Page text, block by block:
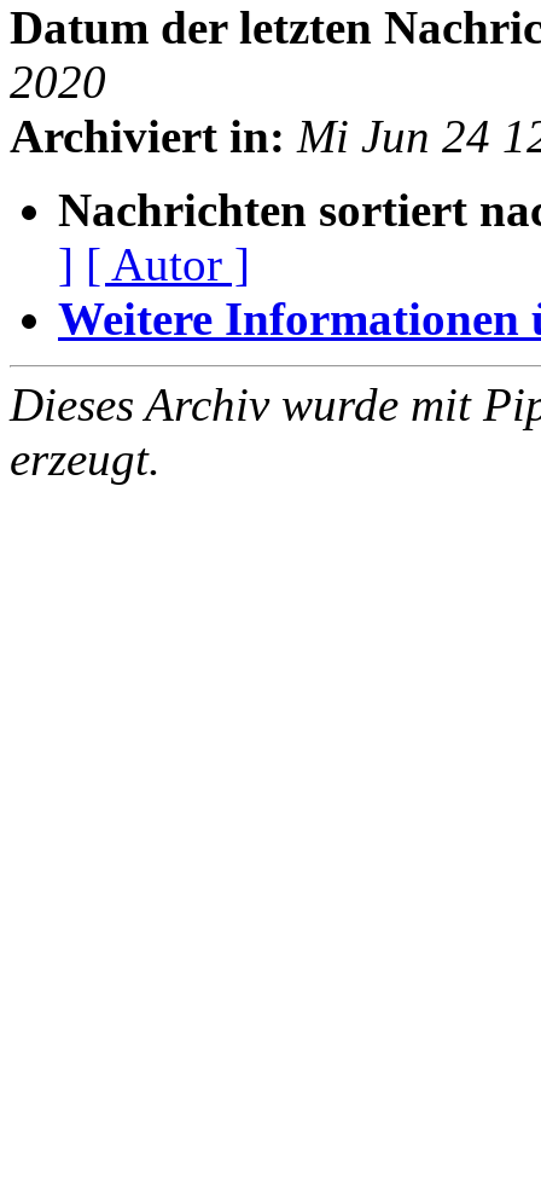
Datum der letzten
2020
Archiviert in: Mi Jun 24
Nachrichten sortiert
] [ Autor ]
Weitere Informationen
Dieses Archiv wurde mit
erzeugt.